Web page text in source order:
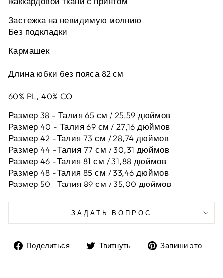
Застежка на невидимую молнию
Без подкладки
Кармашек
Длина юбки без пояса 82 см
60% PL, 40% CO
Размер 38 - Талия 65 см / 25,59 дюймов
Размер 40 - Талия 69 см / 27,16 дюймов
Размер 42 -Талия 73 см / 28,74 дюймов
Размер 44 -Талия 77 см / 30,31 дюймов
Размер 46 -Талия 81 см / 31,88 дюймов
Размер 48 -Талия 85 см / 33,46 дюймов
Размер 50 -Талия 89 см / 35,00 дюймов
ЗАДАТЬ ВОПРОС
Поделиться
Поделиться
Твитнуть
ТвитнутьЗапиши это